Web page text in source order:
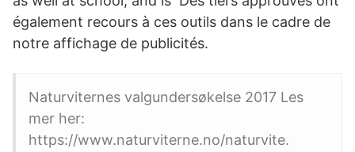
également recours à ces outils dans le cadre de
notre affichage de publicités.
Naturviternes valgundersøkelse 2017 Les
mer her:
https://www.naturviterne.no/naturvite.